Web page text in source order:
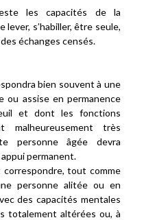
les capacités de la
lever, s’habiller, être seule,
échanges censés.
bien souvent à une
ou assise en permanence
et dont les fonctions
malheureusement très
personne âgée devra
permanent.
tout comme
personne alitée ou en
des capacités mentales
totalement altérées ou, à